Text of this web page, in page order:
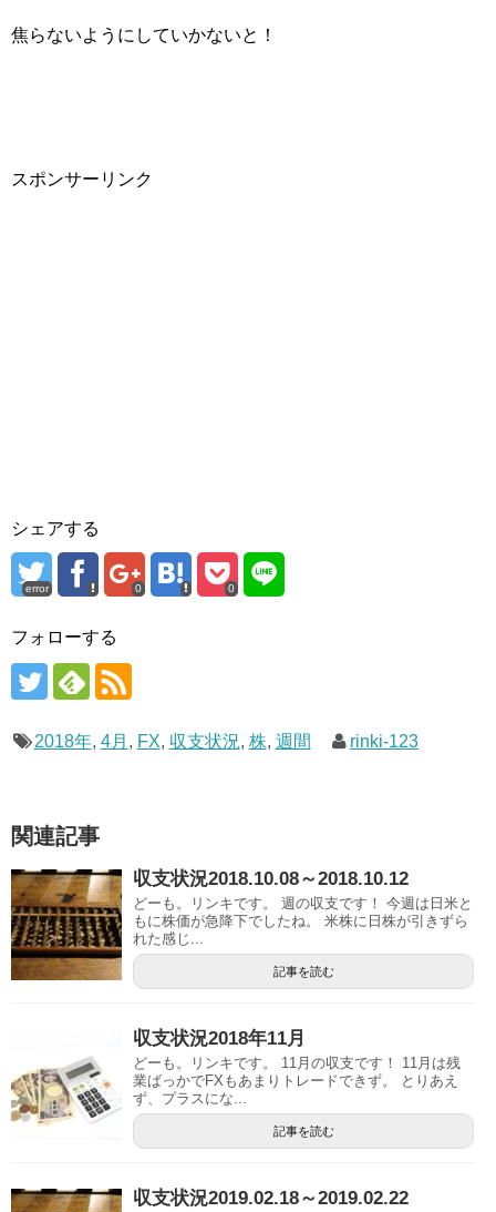
焦らないようにしていかないと！
スポンサーリンク
シェアする
error 0 0
フォローする
2018年, 4月 , FX, 収支状況, 株, 週間 rinki-123
関連記事
収支状況2018.10.08～2018.10.12
どーも。リンキです。 週の収支です！ 今週は日米と
もに株価が急降下でしたね。 米株に日株が引きずら
れた感じ...
記事を読む
収支状況2018年11月
どーも。リンキです。 11月の収支です！ 11月は残
業ばっかでFXもあまりトレードできず。 とりあえ
ず、プラスにな...
記事を読む
収支状況2019.02.18～2019.02.22